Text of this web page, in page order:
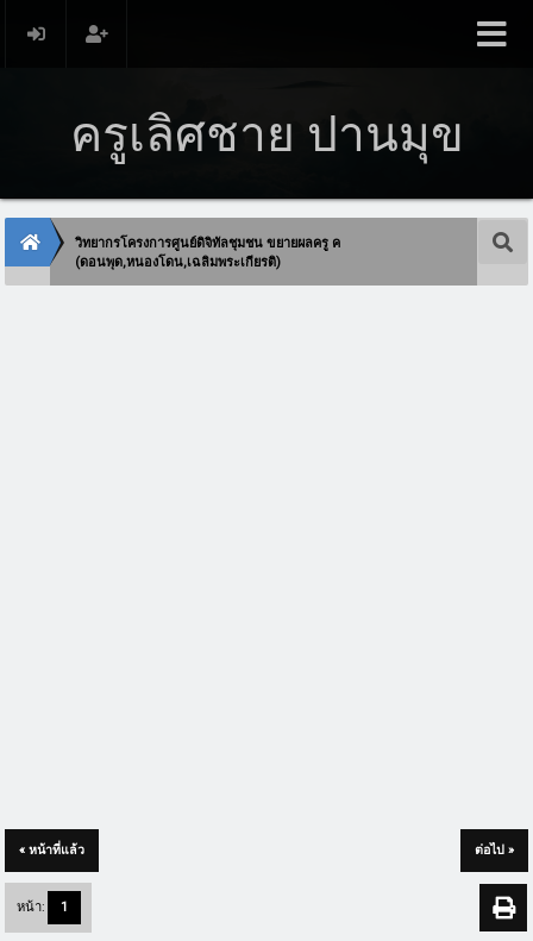
ครูเลิศชาย ปานมุข
วิทยากรโครงการศูนย์ดิจิทัลชุมชน ขยายผลครู ค
(ดอนพุด,หนองโดน,เฉลิมพระเกียรติ)
« หน้าที่แล้ว ต่อไป »
หน้า: 1